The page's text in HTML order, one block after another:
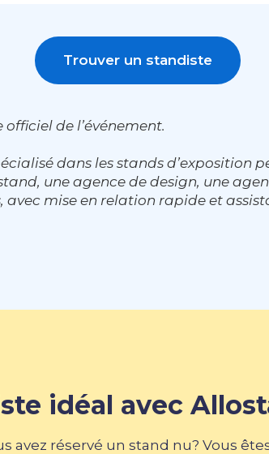
Trouver un standiste
de l’événement.
dans les stands d’exposition
une agence de design, une
avec mise en relation rapide et
idéal avec
avez réservé un stand nu? Vous